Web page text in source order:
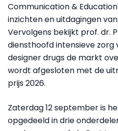
Communication &
inzichten en uitdagingen
Vervolgens bekijkt prof. dr.
diensthoofd intensieve zorg
designer drugs de markt
wordt afgesloten met de
prijs 2026.
Zaterdag 12 september is
opgedeeld in drie